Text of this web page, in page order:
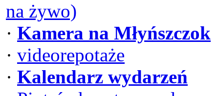
na żywo)
· Kamera na Młyńszczok
· videorepotaże
· Kalendarz wydarzeń